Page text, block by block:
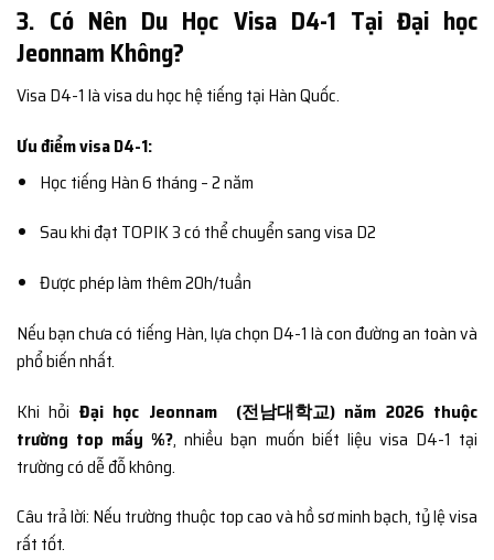
3. Có Nên Du Học Visa D4-1 Tại Đại học
Jeonnam Không?
Visa D4-1 là visa du học hệ tiếng tại Hàn Quốc.
Ưu điểm visa D4-1:
Học tiếng Hàn 6 tháng – 2 năm
Sau khi đạt TOPIK 3 có thể chuyển sang visa D2
Được phép làm thêm 20h/tuần
Nếu bạn chưa có tiếng Hàn, lựa chọn D4-1 là con đường an toàn và
phổ biến nhất.
Khi hỏi Đại học Jeonnam (전남대학교) năm 2026 thuộc
trường top mấy %?, nhiều bạn muốn biết liệu visa D4-1 tại
trường có dễ đỗ không.
Câu trả lời: Nếu trường thuộc top cao và hồ sơ minh bạch, tỷ lệ visa
rất tốt.